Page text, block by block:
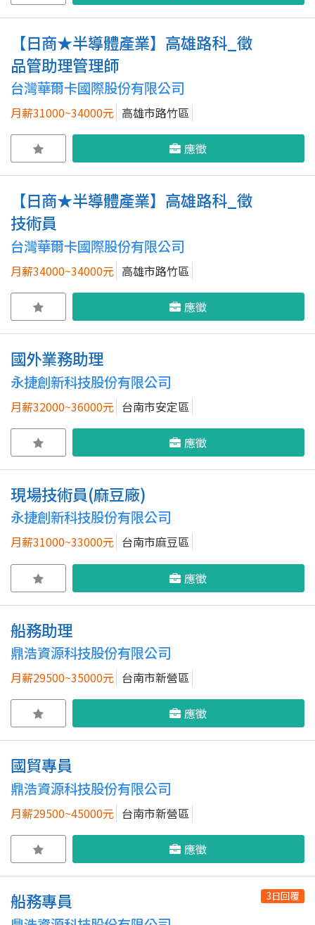
【日商★半導體產業】高雄路科_徵
品管助理管理師
台灣華爾卡國際股份有限公司
月薪31000~34000元 高雄市路竹區
應徵
【日商★半導體產業】高雄路科_徵
技術員
台灣華爾卡國際股份有限公司
月薪34000~34000元 高雄市路竹區
應徵
國外業務助理
永捷創新科技股份有限公司
月薪32000~36000元 台南市安定區
應徵
現場技術員(麻豆廠)
永捷創新科技股份有限公司
月薪31000~33000元 台南市麻豆區
應徵
船務助理
鼎浩資源科技股份有限公司
月薪29500~35000元 台南市新營區
應徵
國貿專員
鼎浩資源科技股份有限公司
月薪29500~45000元 台南市新營區
應徵
船務專員 3日回覆